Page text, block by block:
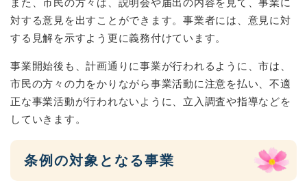
また、市民の方々は、説明会や届出の内容を見て、事業に
対する意見を出すことができます。事業者には、意見に対
する見解を示すよう更に義務付けています。
事業開始後も、計画通りに事業が行われるように、市は、
市民の方々の力をかりながら事業活動に注意を払い、不適
正な事業活動が行われないように、立入調査や指導などを
していきます。
条例の対象となる事業